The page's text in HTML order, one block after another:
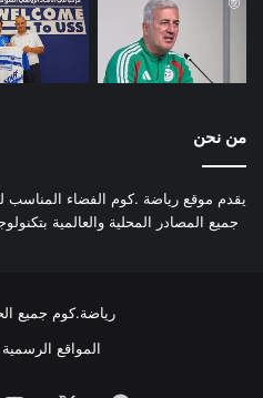
من نحن
يقدم موقع رياضة .كوم الفضاء المناسب
جميع المصادر المحلية والعالمية
رياضة.كوم جميع
المواقع